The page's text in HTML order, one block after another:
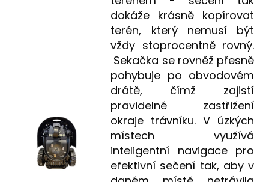
dokáže krásně kopírovat
terén, který nemusí být
vždy stoprocentně rovný.
Sekačka se rovněž přesně
pohybuje po obvodovém
drátě, čímž zajistí
pravidelné zastřižení
okraje trávníku. V úzkých
místech využívá
inteligentní navigace pro
efektivní sečení tak, aby v